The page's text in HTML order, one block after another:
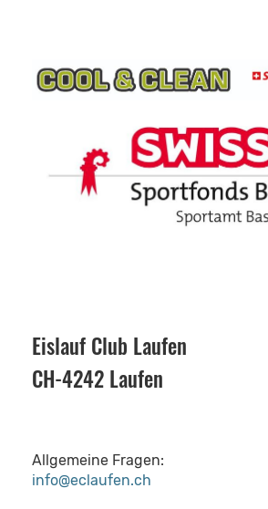
Eislauf Club Laufen
CH-4242 Laufen
Allgemeine Fragen:
info@eclaufen.ch